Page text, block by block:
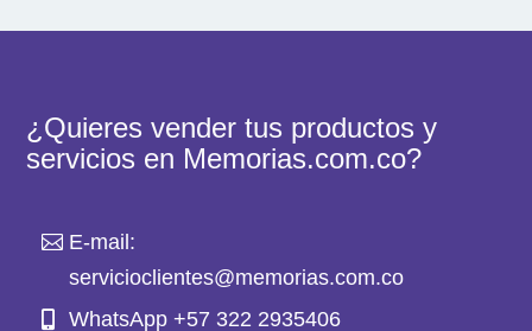
¿Quieres vender tus productos y
servicios en Memorias.com.co?
E-mail:
servicioclientes@memorias.com.co
WhatsApp +57 322 2935406